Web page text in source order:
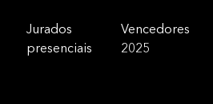
Jurados
presenciais
Vencedores
2025